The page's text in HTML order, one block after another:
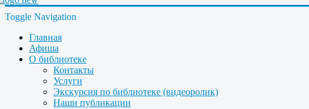
Toggle Navigation
Главная
Афиша
О библиотеке
Контакты
Услуги
Экскурсия по библиотеке (видеоролик)
Наши публикации